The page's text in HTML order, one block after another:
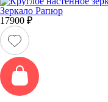
Зеркало Рапюр
17900 ₽